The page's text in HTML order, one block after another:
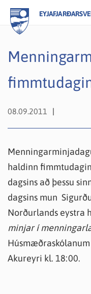
08.09.2011
haldinn
dagsins að þessu
dagsins mun
Norðurlands eystra
minjar í
Akureyri kl. 18:00.